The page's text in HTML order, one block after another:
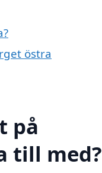
östra
på
till med?